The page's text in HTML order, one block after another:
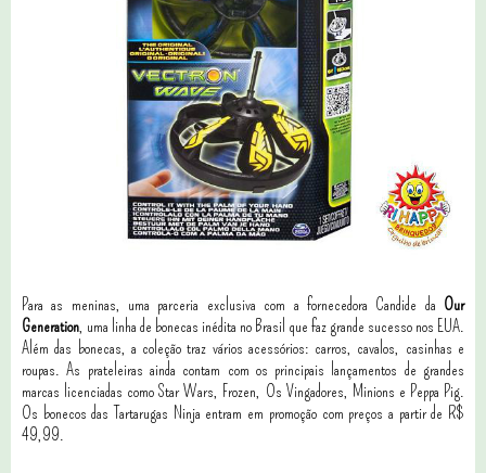
Para as meninas, uma parceria exclusiva com a fornecedora Candide da Our
Generation, uma linha de bonecas inédita no Brasil que faz grande sucesso nos EUA.
Além das bonecas, a coleção traz vários acessórios: carros, cavalos, casinhas e
roupas. As prateleiras ainda contam com os principais lançamentos de grandes
marcas licenciadas como Star Wars, Frozen, Os Vingadores, Minions e Peppa Pig.
Os bonecos das Tartarugas Ninja entram em promoção com preços a partir de R$
49,99.